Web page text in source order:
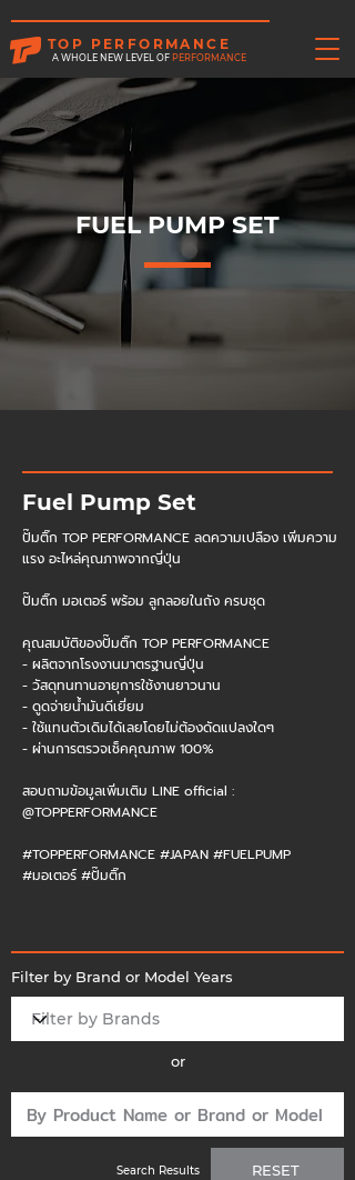
TOP PERFORMANCE
A WHOLE NEW LEVEL OF PERFORMANCE
FUEL PUMP SET
Fuel Pump Set
ปั๊มติ๊ก TOP PERFORMANCE ลดความเปลือง เพิ่มความ
แรง อะไหล่คุณภาพจากญี่ปุ่น​
ปั๊มติ๊ก มอเตอร์ พร้อม ลูกลอยในถัง ครบชุด​
คุณสมบัติของปั๊มติ๊ก TOP PERFORMANCE​
- ผลิตจากโรงงานมาตรฐานญี่ปุ่น​
- วัสดุทนทานอายุการใช้งานยาวนาน​
- ดูดจ่ายน้ำมันดีเยี่ยม​
- ใช้แทนตัวเดิมได้เลยโดยไม่ต้องดัดแปลงใดๆ​
- ผ่านการตรวจเช็คคุณภาพ 100%​
สอบถามข้อมูลเพิ่มเติม LINE official :
@TOPPERFORMANCE​
#TOPPERFORMANCE #JAPAN #FUELPUMP
#มอเตอร์ #ปั๊มติ๊ก
Filter by Brand or Model Years
or
Search Results RESET